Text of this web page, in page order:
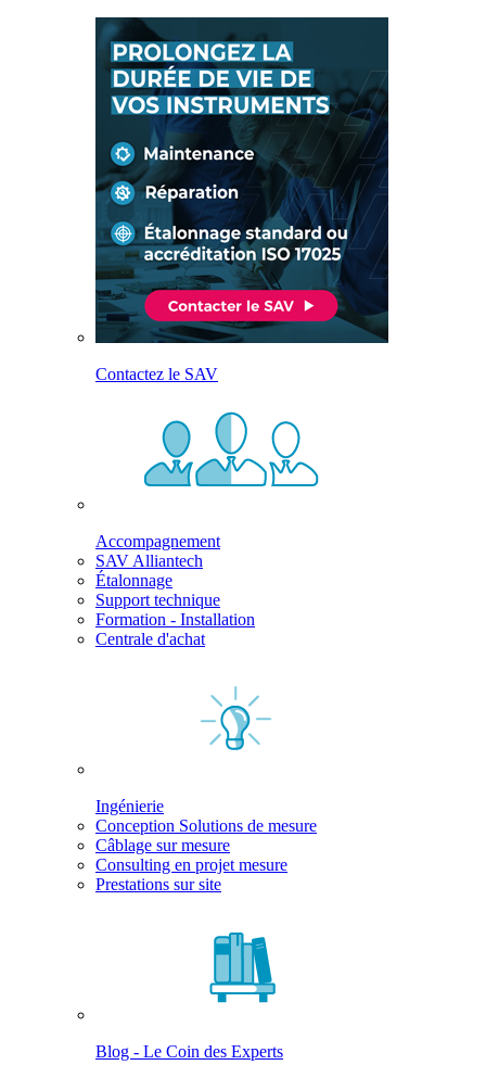
Contactez le SAV
Accompagnement
SAV Alliantech
Étalonnage
Support technique
Formation - Installation
Centrale d'achat
Ingénierie
Conception Solutions de mesure
Câblage sur mesure
Consulting en projet mesure
Prestations sur site
Blog - Le Coin des Experts